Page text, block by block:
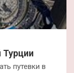
Турции
путевки в